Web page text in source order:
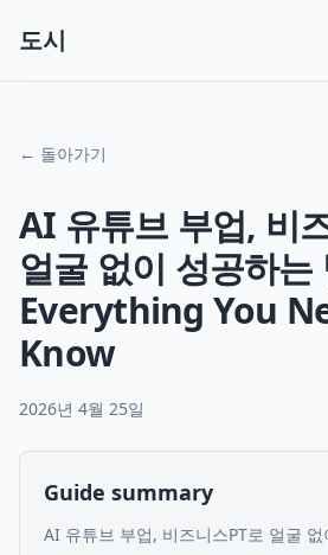
도시
← 돌아가기
AI 유튜브 부업, 비
얼굴 없이 성공하는
Everything You
Know
2026년 4월 25일
Guide summary
AI 유튜브 부업, 비즈니스PT로 얼굴